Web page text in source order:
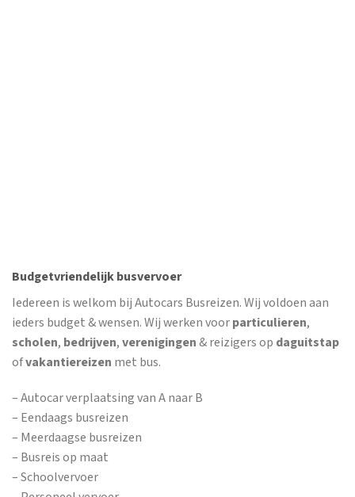
Budgetvriendelijk busvervoer
Iedereen is welkom bij Autocars Busreizen. Wij voldoen aan
ieders budget & wensen. Wij werken voorparticulieren,
scholen, bedrijven,verenigingen& reizigers op daguitstap
ofvakantiereizen met bus.
– Autocar verplaatsing van A naar B
– Eendaags busreizen
– Meerdaagse busreizen
– Busreis op maat
– Schoolvervoer